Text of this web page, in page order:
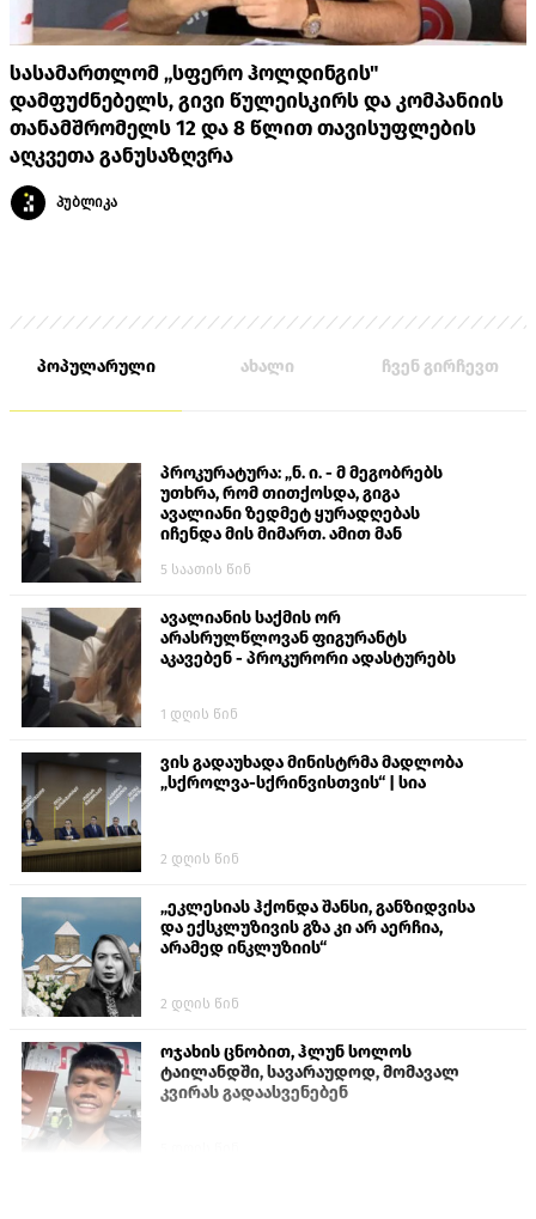
სასამართლომ „სფერო ჰოლდინგის"
დამფუძნებელს, გივი წულეისკირს და კომპანიის
თანამშრომელს 12 და 8 წლით თავისუფლების
აღკვეთა განუსაზღვრა
პუბლიკა
პოპულარული ახალი ჩვენ გირჩევთ
პროკურატურა: „ნ. ი. - მ მეგობრებს
უთხრა, რომ თითქოსდა, გიგა
ავალიანი ზედმეტ ყურადღებას
იჩენდა მის მიმართ. ამით მან
თავს დასხმოდა გიგა ავალიანს“
5 საათის წინ
ავალიანის საქმის ორ
არასრულწლოვან ფიგურანტს
აკავებენ - პროკურორი ადასტურებს
1 დღის წინ
ვის გადაუხადა მინისტრმა მადლობა
„სქროლვა-სქრინვისთვის“ | სია
2 დღის წინ
„ეკლესიას ჰქონდა შანსი, განზიდვისა
და ექსკლუზივის გზა კი არ აერჩია,
არამედ ინკლუზიის“
2 დღის წინ
ოჯახის ცნობით, ჰლუნ სოლოს
ტაილანდში, სავარაუდოდ, მომავალ
კვირას გადაასვენებენ